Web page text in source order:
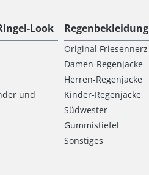
Look
und
Regenbekleidung
Original Friesennerz
Damen-Regenjacke
Herren-Regenjacke
Kinder-Regenjacke
Südwester
Gummistiefel
Sonstiges